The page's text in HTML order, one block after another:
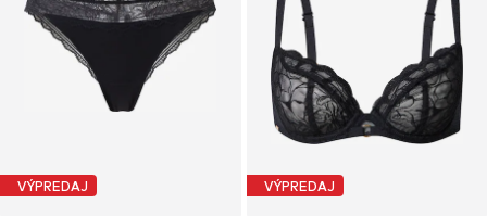
VÝPREDAJ VÝPREDAJ